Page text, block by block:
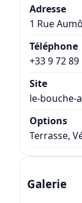
Adresse
1 Rue
Téléphone
+33 9 72 89
Site
le-bouche-
Options
Terrasse,
Galerie